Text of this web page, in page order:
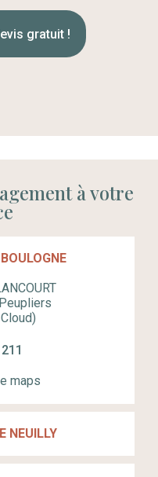
gratuit !
à votre
maps
NEUILLY